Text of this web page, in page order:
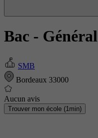
Bac - Général
SMB
Bordeaux 33000
Aucun avis
Trouver mon école (1min)